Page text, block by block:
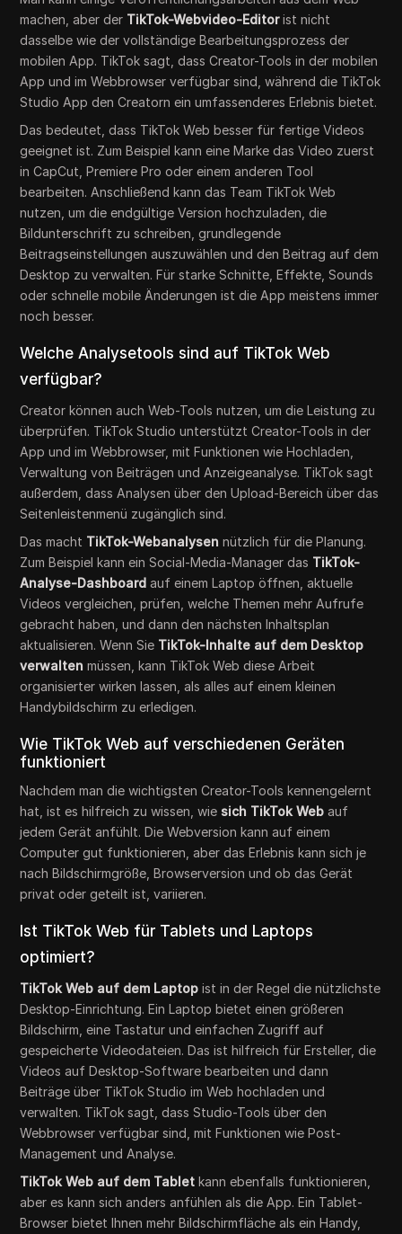
machen, aber der TikTok-Webvideo-Editorist nicht
dasselbe wie der vollständige Bearbeitungsprozess der
mobilen App. TikTok sagt, dass Creator-Tools in der mobilen
App und im Webbrowser verfügbar sind, während die TikTok
Studio App den Creatorn ein umfassenderes Erlebnis bietet.
Das bedeutet, dass TikTok Web besser für fertige Videos
geeignet ist. Zum Beispiel kann eine Marke das Video zuerst
in CapCut, Premiere Pro oder einem anderen Tool
bearbeiten. Anschließend kann das Team TikTok Web
nutzen, um die endgültige Version hochzuladen, die
Bildunterschrift zu schreiben, grundlegende
Beitragseinstellungen auszuwählen und den Beitrag auf dem
Desktop zu verwalten. Für starke Schnitte, Effekte, Sounds
oder schnelle mobile Änderungen ist die App meistens immer
noch besser.
Welche Analysetools sind auf TikTok Web
verfügbar?
Creator können auch Web-Tools nutzen, um die Leistung zu
überprüfen. TikTok Studio unterstützt Creator-Tools in der
App und im Webbrowser, mit Funktionen wie Hochladen,
Verwaltung von Beiträgen und Anzeigeanalyse. TikTok sagt
außerdem, dass Analysen über den Upload-Bereich über das
Seitenleistenmenü zugänglich sind.
Das macht TikTok-Webanalysen nützlich für die Planung.
Zum Beispiel kann ein Social-Media-Manager das TikTok-
Analyse-Dashboard auf einem Laptop öffnen, aktuelle
Videos vergleichen, prüfen, welche Themen mehr Aufrufe
gebracht haben, und dann den nächsten Inhaltsplan
aktualisieren. Wenn Sie TikTok-Inhalte auf dem Desktop
verwalten müssen, kann TikTok Web diese Arbeit
organisierter wirken lassen, als alles auf einem kleinen
Handybildschirm zu erledigen.
Wie TikTok Web auf verschiedenen Geräten
funktioniert
Nachdem man die wichtigsten Creator-Tools kennengelernt
hat, ist es hilfreich zu wissen, wie sich TikTok Web auf
jedem Gerät anfühlt. Die Webversion kann auf einem
Computer gut funktionieren, aber das Erlebnis kann sich je
nach Bildschirmgröße, Browserversion und ob das Gerät
privat oder geteilt ist, variieren.
Ist TikTok Web für Tablets und Laptops
optimiert?
TikTok Web auf dem Laptop ist in der Regel die nützlichste
Desktop-Einrichtung. Ein Laptop bietet einen größeren
Bildschirm, eine Tastatur und einfachen Zugriff auf
gespeicherte Videodateien. Das ist hilfreich für Ersteller, die
Videos auf Desktop-Software bearbeiten und dann
Beiträge über TikTok Studio im Web hochladen und
verwalten. TikTok sagt, dass Studio-Tools über den
Webbrowser verfügbar sind, mit Funktionen wie Post-
Management und Analyse.
TikTok Web auf dem Tablet kann ebenfalls funktionieren,
aber es kann sich anders anfühlen als die App. Ein Tablet-
Browser bietet Ihnen mehr Bildschirmfläche als ein Handy,